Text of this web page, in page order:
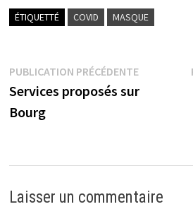
ÉTIQUETTÉ COVID MASQUE
Navigation
de
l’article
PUBLICATION PRÉCÉDENTE
précédente
Services proposés sur
Bourg
Laisser un commentaire